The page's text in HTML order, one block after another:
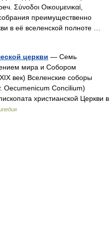
Σύνοδοι Οικουμενικαί,
преимущественно
в её вселенской полноте …
церкви — Семь
мира и Собором
век) Вселенские соборы
Oecumenicum Concilium)
христианской Церкви в